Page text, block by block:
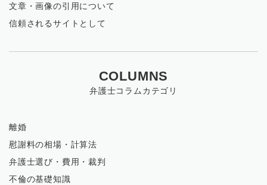
文章・画像の引用について
信頼されるサイトとして
COLUMNS
弁護士コラムカテゴリ
離婚
慰謝料の相場・計算法
弁護士選び・費用・裁判
不倫の基礎知識